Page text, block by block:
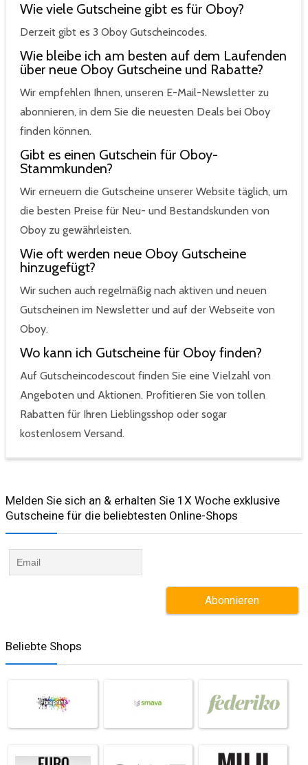
Wie viele Gutscheine gibt es für Oboy?
Derzeit gibt es 3 Oboy Gutscheincodes.
Wie bleibe ich am besten auf dem Laufenden
über neue Oboy Gutscheine und Rabatte?
Wir empfehlen Ihnen, unseren E-Mail-Newsletter zu
abonnieren, in dem Sie die neuesten Deals bei Oboy
finden können.
Gibt es einen Gutschein für Oboy-
Stammkunden?
Wir erneuern die Gutscheine unserer Website täglich, um
die besten Preise für Neu- und Bestandskunden von
Oboy zu gewährleisten.
Wie oft werden neue Oboy Gutscheine
hinzugefügt?
Wir suchen auch regelmäßig nach aktiven und neuen
Gutscheinen im Newsletter und auf der Webseite von
Oboy.
Wo kann ich Gutscheine für Oboy finden?
Auf Gutscheincodescout finden Sie eine Vielzahl von
Angeboten und Aktionen. Profitieren Sie von tollen
Rabatten für Ihren Lieblingsshop oder sogar
kostenlosem Versand.
Melden Sie sich an & erhalten Sie 1X Woche exklusive
Gutscheine für die beliebtesten Online-Shops​
Beliebte Shops